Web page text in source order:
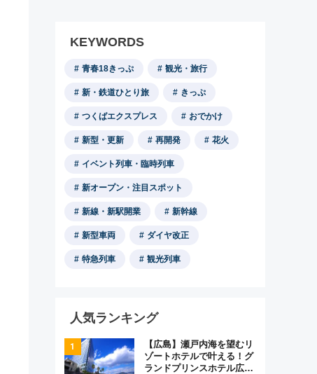
KEYWORDS
青春18きっぷ 観光・旅行
新・鉄道ひとり旅 きっぷ
つくばエクスプレス おでかけ
新型・更新 再開発 花火
イベント列車・臨時列車
新オープン・注目スポット
新線・新駅開業 新幹線
新型車両 ダイヤ改正
特急列車 観光列車
人気ランキング
【広島】瀬戸内海を望むリ
ゾートホテルで叶える！グ
ランドプリンスホテル広島